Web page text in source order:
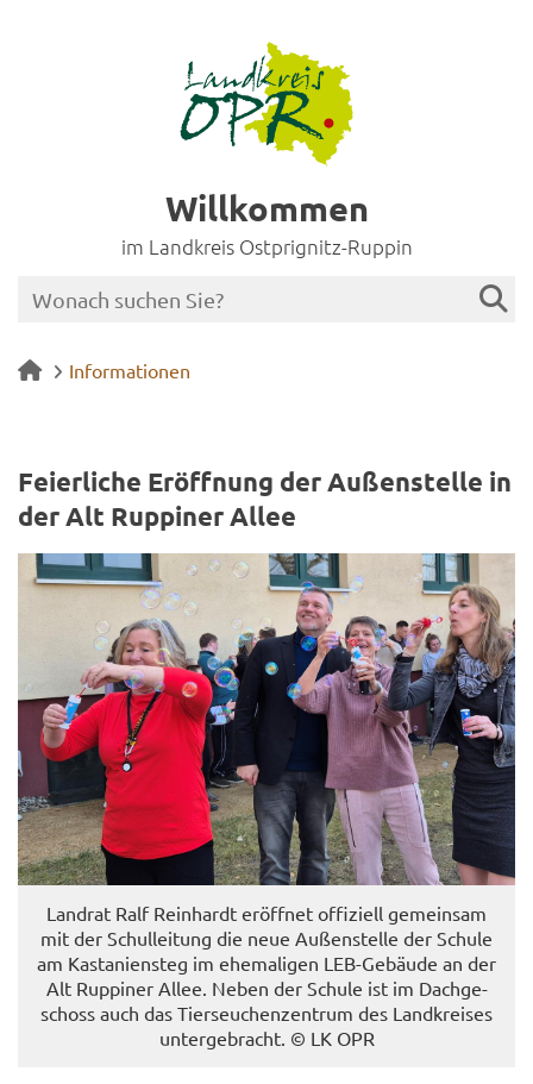
Willkommen
im Landkreis Ostprignitz-Ruppin
Informationen
Fei­er­li­che Er­öff­nung der Au­ßen­stel­le in
der Alt Rup­pi­ner Allee
Land­rat Ralf Rein­hardt er­öff­net of­fi­zi­ell ge­mein­sam
mit der Schul­lei­tung die neue Au­ßen­stel­le der Schu­le
am Kas­ta­ni­en­steg im ehe­ma­li­gen LEB-​Gebäude an der
Alt Rup­pi­ner Allee. Neben der Schu­le ist im Dach­ge­
schoss auch das Tier­seu­chen­zen­trum des Land­krei­ses
un­ter­ge­bracht. © LK OPR